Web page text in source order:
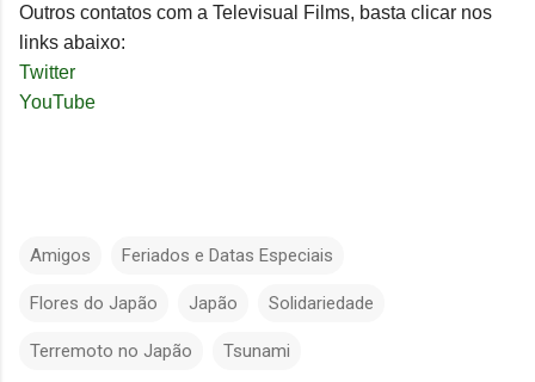
Outros contatos com a Televisual Films, basta clicar nos
links abaixo:
Twitter
YouTube
Amigos Feriados e Datas Especiais
Flores do Japão Japão Solidariedade
Terremoto no Japão Tsunami